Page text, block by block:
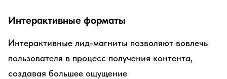
Интерактивные форматы
Интерактивные лид-магниты позволяют вовлечь
пользователя в процесс получения контента,
создавая большее ощущение